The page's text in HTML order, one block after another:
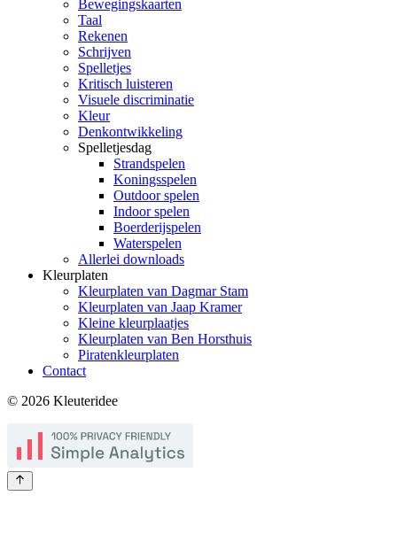
Bewegingskaarten
Taal
Rekenen
Schrijven
Spelletjes
Kritisch luisteren
Visuele discriminatie
Kleur
Denkontwikkeling
Spelletjesdag
Strandspelen
Koningsspelen
Outdoor spelen
Indoor spelen
Boerderijspelen
Waterspelen
Allerlei downloads
Kleurplaten
Kleurplaten van Dagmar Stam
Kleurplaten van Jaap Kramer
Kleine kleurplaatjes
Kleurplaten van Ben Horsthuis
Piratenkleurplaten
Contact
© 2026 Kleuteridee